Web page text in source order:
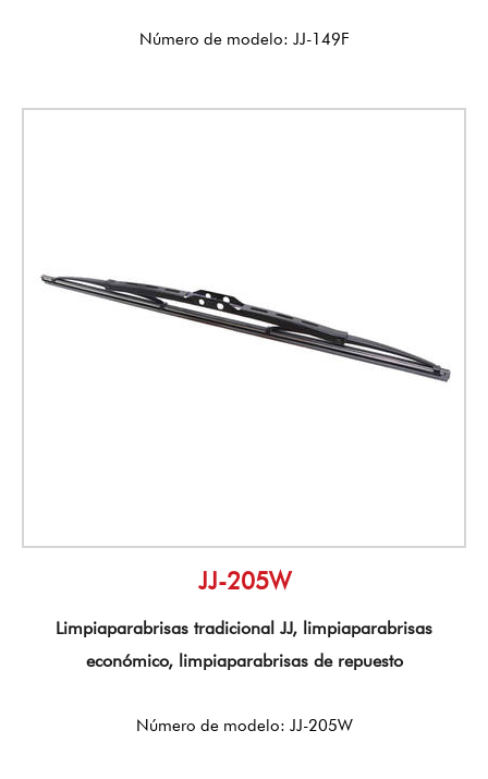
Número de modelo: JJ-149F
JJ-205W
Limpiaparabrisas tradicional JJ, limpiaparabrisas
económico, limpiaparabrisas de repuesto
Número de modelo: JJ-205W